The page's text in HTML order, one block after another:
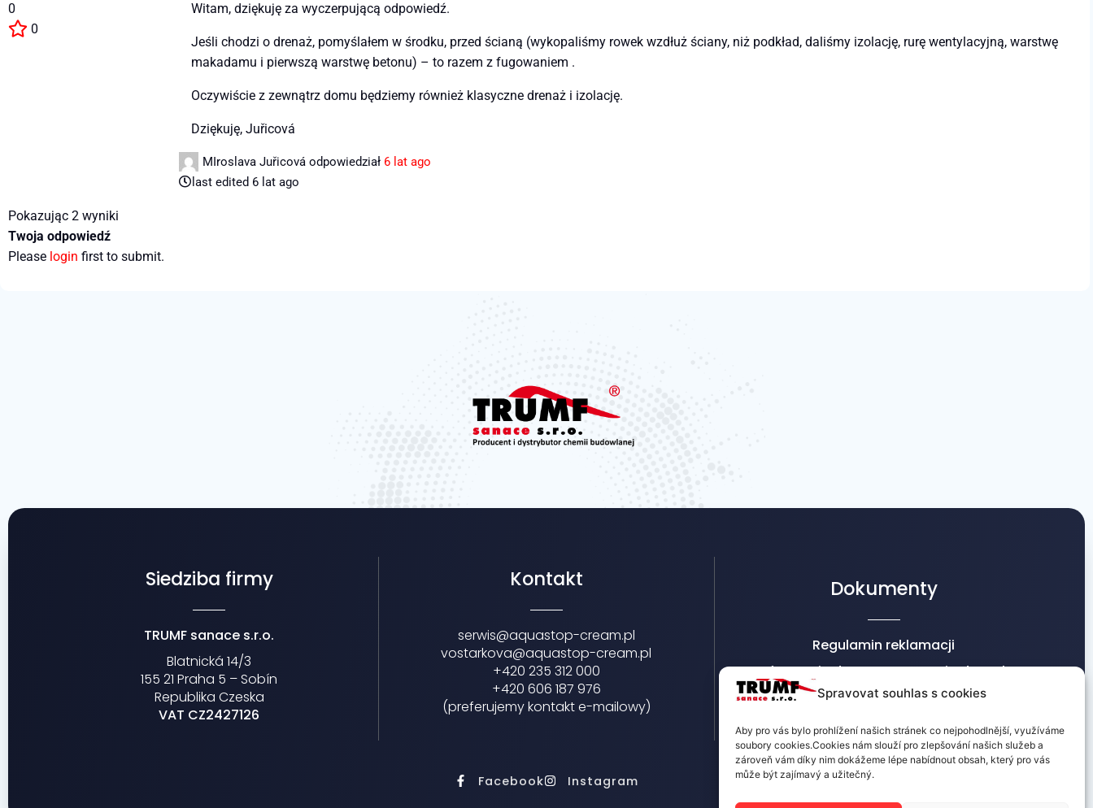
Spravovat souhlas s cookies
Aby pro vás bylo prohlížení našich stránek co nejpohodlnější, využíváme
soubory cookies.Cookies nám slouží pro zlepšování našich služeb a
zároveň vám díky nim dokážeme lépe nabídnout obsah, který pro vás
může být zajímavý a užitečný.
0
0
Witam, dziękuję za wyczerpującą odpowiedź.
Jeśli chodzi o drenaż, pomyślałem w środku, przed ścianą (wykopaliśmy rowek wzdłuż ściany, niż podkład, daliśmy izolację, rurę wentylacyjną, warstwę
makadamu i pierwszą warstwę betonu) – to razem z fugowaniem .
Oczywiście z zewnątrz domu będziemy również klasyczne drenaż i izolację.
Dziękuję, Juřicová
MIroslava Juřicová odpowiedział 6 lat ago
last edited 6 lat ago
Pokazując 2 wyniki
Twoja odpowiedź
Please login first to submit.
Siedziba firmy
TRUMF sanace s.r.o.
Blatnická 14/3
155 21 Praha 5 – Sobín
Republika Czeska
VAT CZ2427126
Kontakt
serwis@aquastop-cream.pl
vostarkova@aquastop-cream.pl
+420 235 312 000
+420 606 187 976
(preferujemy kontakt e-mailowy)
Dokumenty
Regulamin reklamacji
Informacje dot. przetwarzania danych
osobowych
Facebook Instagram